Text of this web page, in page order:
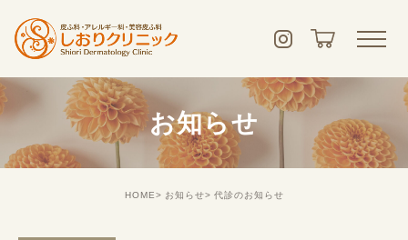
お知らせ
HOME お知らせ 代診のお知らせ